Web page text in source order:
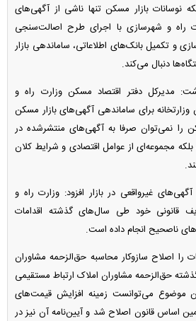
نوسانات بازار مسکن تنها ناشی از آگهی‌های
راه و شهرسازی با اجرای طرح اصالت‌سنجی
و تکمیل بانک‌های اطلاعاتی، ساماندهی بازار
دنبال می‌کند.
مدیرکل دفتر اقتصاد مسکن وزارت راه و
وزارتخانه برای ساماندهی آگهی‌های بازار مسکن
را نمی‌توان صرفا به آگهی‌های منتشرشده در
مجموعه‌ای از عوامل اقتصادی و شرایط کلان
غیرواقعی در بازار افزود: وزارت راه و
قانونی خود طی سال‌های گذشته اقدامات
ناصحیح انجام داده است.
را اصلاح سازوکار محاسبه حق‌الزحمه مشاوران
حق‌الزحمه مشاوران املاک ارتباط مستقیمی
موضوع می‌توانست زمینه افزایش قیمت‌های
اساس قانون اصلاح شد و آیین‌نامه آن نیز در